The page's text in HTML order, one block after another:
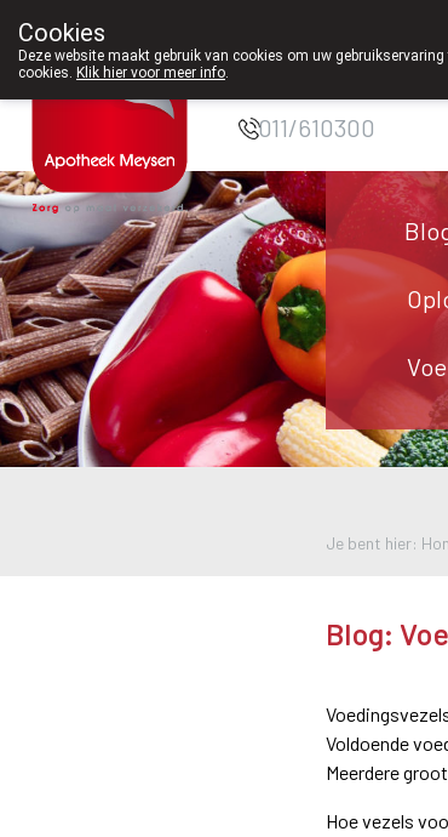
Apotheek
011/610300
Je bent hier:
Blog:
Voldoende
Meerdere
Hoe vezels
Cookies
Deze website maakt gebruik van cookies om uw
cookies. Klik hier voor meer info.